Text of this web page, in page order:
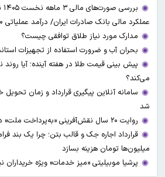
عملکرد مالی بانک صادرات ایران/ درآمد عملیاتی ۸۰ درصد رشد کرد
مدارک مورد نیاز طلاق توافقی چیست؟
بحران آب و ضرورت استفاده از تجهیزات
پیش بینی قیمت طلا در هفته آینده؛ آیا روند
می‌کند؟
سامانه آنلاین پیگیری قرارداد‌ و زمان
شد
روایت ۲۰ سال نقش‌آفرینی «به‌پرداخت ملت» در اقتصاد دیجیتال ایران
قرارداد اجاره جک و قالب بتن؛ چرا یک بند
میلیون‌ها تومان هزینه بسازد
پرشیا موبیلیتی «میز خدمات» ویژه خریداران